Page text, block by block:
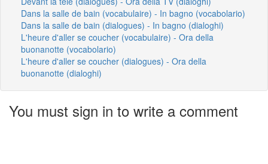
Dans la salle de bain (vocabulaire) - In bagno (vocabolario)
Dans la salle de bain (dialogues) - In bagno (dialoghi)
L'heure d'aller se coucher (vocabulaire) - Ora della
buonanotte (vocabolario)
L'heure d'aller se coucher (dialogues) - Ora della
buonanotte (dialoghi)
You must sign in to write a comment